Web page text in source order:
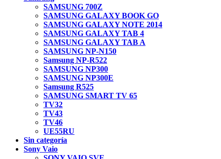
SAMSUNG 700Z
SAMSUNG GALAXY BOOK GO
SAMSUNG GALAXY NOTE 2014
SAMSUNG GALAXY TAB 4
SAMSUNG GALAXY TAB A
SAMSUNG NP-N150
Samsung NP-R522
SAMSUNG NP300
SAMSUNG NP300E
Samsung R525
SAMSUNG SMART TV 65
TV32
TV43
TV46
UE55RU
Sin categoría
Sony Vaio